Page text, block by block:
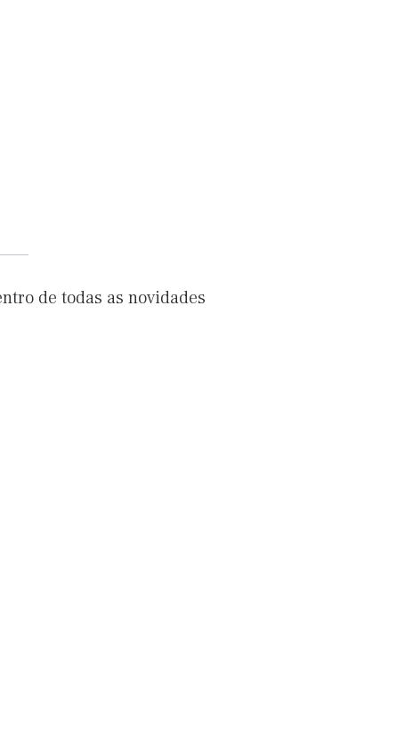
de todas as novidades